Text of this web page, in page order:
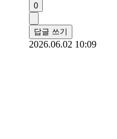
0
답글 쓰기
2026.06.02 10:09